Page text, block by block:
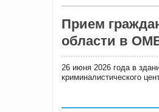
Прием
области в
26 июня 2026 года в
криминалистического